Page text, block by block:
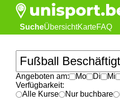
SucheÜbersichtKarteFAQ
Angeboten am: Mo Di Mi
Verfügbarkeit:
Alle Kurse
Nur buchbare